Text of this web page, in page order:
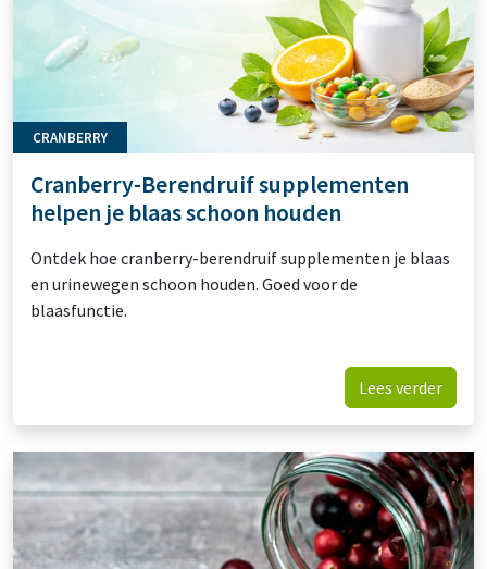
CRANBERRY
Cranberry-Berendruif supplementen
helpen je blaas schoon houden
Ontdek hoe cranberry-berendruif supplementen je blaas
en urinewegen schoon houden. Goed voor de
blaasfunctie.
Lees verder